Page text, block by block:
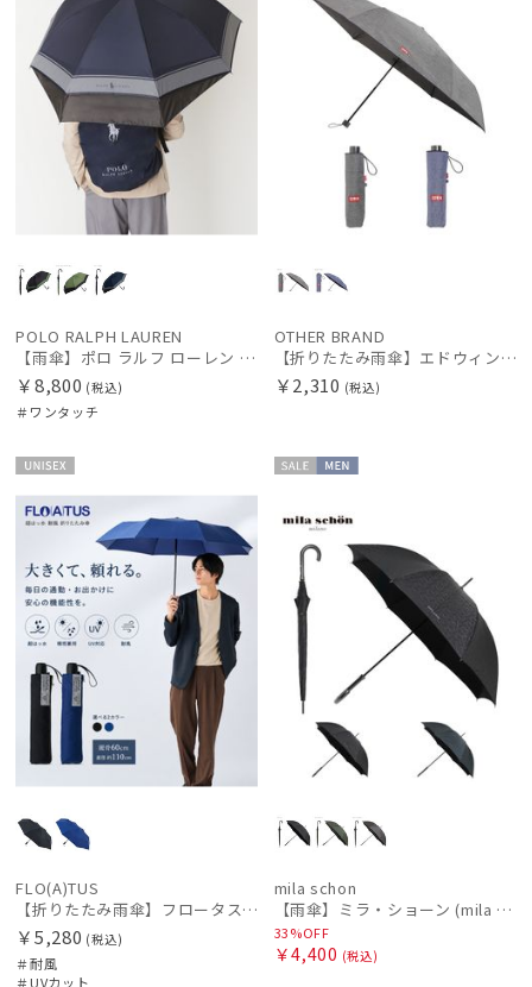
POLO RALPH LAUREN
【雨傘】ポロ ラルフ ローレン (POLO RALPH LAUREN) バックパッカー リュックが濡れにくい後ろが伸びる傘
￥8,800 (税込)
＃ワンタッチ
OTHER BRAND
【折りたたみ雨傘】エドウィン (EDWIN) シャンブレー
￥2,310 (税込)
X
FLO(A)TUS
【折りたたみ雨傘】フロータス（FLO(A)TUS）プレーン60 超撥水傘 晴雨兼用 UV対応 耐風 大きめ
￥5,280 (税込)
＃耐風
＃UVカット
ル
mila schon
【雨傘】ミラ・ショーン (mila schon) ロゴジャガード 耐風傘 ジャンプ式 親骨：61～65cm
33%OFF
￥4,400 (税込)